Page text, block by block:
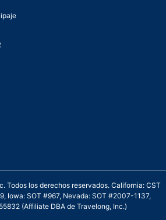
Todos los derechos reservados. California: CST
Iowa: SOT #967, Nevada: SOT #2007-1137,
(Affiliate DBA de Travelong, Inc.)